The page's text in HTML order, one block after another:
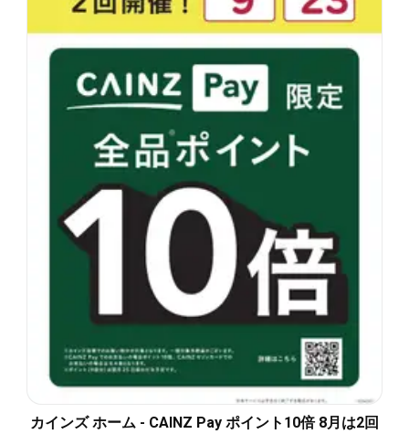
カインズ ホーム - CAINZ Pay ポイント10倍 8月は2回